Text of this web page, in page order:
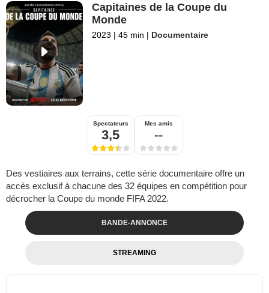
Capitaines de la Coupe du
Monde
2023 | 45 min | Documentaire
Spectateurs
3,5
Mes amis
--
Des vestiaires aux terrains, cette série documentaire offre un
accès exclusif à chacune des 32 équipes en compétition pour
décrocher la Coupe du monde FIFA 2022.
BANDE-ANNONCE
STREAMING